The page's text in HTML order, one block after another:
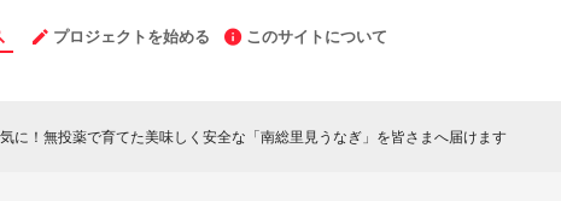
プロジェクトを始める このサイトについて
に！無投薬で育てた美味しく安全な「南総里見うなぎ」を皆さまへ届けます